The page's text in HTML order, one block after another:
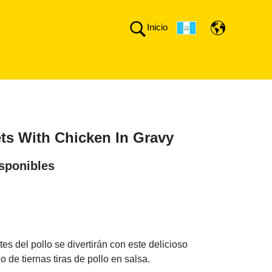
Inicio
With Chicken In Gravy
del pollo se divertirán con este delicioso
de tiernas tiras de pollo en salsa.